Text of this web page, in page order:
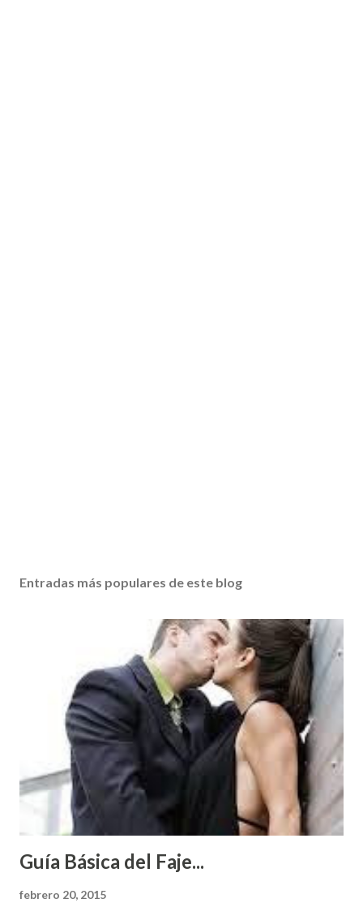
Entradas más populares de este blog
Guía Básica del Faje...
febrero 20, 2015